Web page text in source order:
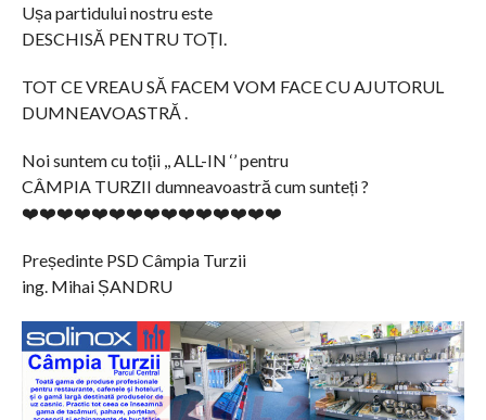
Ușa partidului nostru este
DESCHISĂ PENTRU TOȚI.
TOT CE VREAU SĂ FACEM VOM FACE CU AJUTORUL
DUMNEAVOASTRĂ .
Noi suntem cu toții ,, ALL-IN ‘’ pentru
CÂMPIA TURZII dumneavoastră cum sunteți ?
❤️❤️❤️❤️❤️❤️❤️❤️❤️❤️❤️❤️❤️❤️❤️
Președinte PSD Câmpia Turzii
ing. Mihai ȘANDRU